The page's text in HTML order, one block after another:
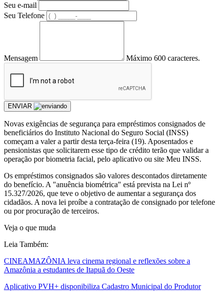
Seu e-mail
Seu Telefone
Mensagem Máximo 600 caracteres.
ENVIAR
Novas exigências de segurança para empréstimos consignados de
beneficiários do Instituto Nacional do Seguro Social (INSS)
começam a valer a partir desta terça-feira (19). Aposentados e
pensionistas que solicitarem esse tipo de crédito terão que validar a
operação por biometria facial, pelo aplicativo ou site Meu INSS.
Os empréstimos consignados são valores descontados diretamente
do benefício. A "anuência biométrica" está prevista na Lei nº
15.327/2026, que teve o objetivo de aumentar a segurança dos
cidadãos. A nova lei proíbe a contratação de consignado por telefone
ou por procuração de terceiros.
Veja o que muda
Leia Também:
CINEAMAZÔNIA leva cinema regional e reflexões sobre a
Amazônia a estudantes de Itapuã do Oeste
Aplicativo PVH+ disponibiliza Cadastro Municipal do Produtor